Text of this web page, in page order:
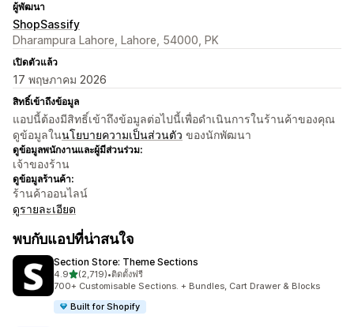
ผู้พัฒนา
ShopSassify
Dharampura Lahore, Lahore, 54000, PK
เปิดตัวแล้ว
17 พฤษภาคม 2026
สิทธิ์เข้าถึงข้อมูล
แอปนี้ต้องมีสิทธิ์เข้าถึงข้อมูลต่อไปนี้เพื่อดำเนินการในร้านค้าของคุณ
ดูข้อมูลในนโยบายความเป็นส่วนตัว ของนักพัฒนา
ดูข้อมูลพนักงานและผู้มีส่วนร่วม:
เจ้าของร้าน
ดูข้อมูลร้านค้า:
ร้านค้าออนไลน์
ดูรายละเอียด
พบกับแอปที่น่าสนใจ
Section Store: Theme Sections
4.9เต็ม 5 ดาว
(2,719)
ทั้งหมด 2719 รีวิว
•ติดตั้งฟรี
700+ Customisable Sections. + Bundles, Cart Drawer & Blocks
Built for Shopify